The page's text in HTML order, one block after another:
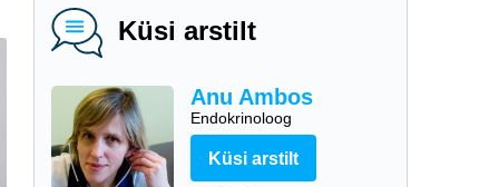
Küsi arstilt
Anu Ambos
Endokrinoloog
Küsi arstilt